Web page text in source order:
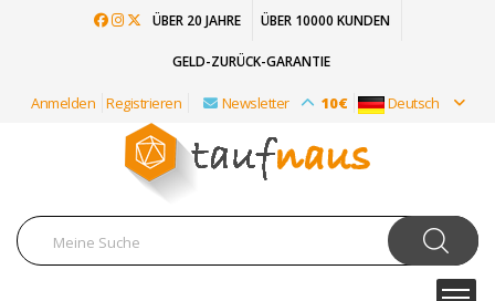
ÜBER 20 JAHRE ÜBER 10000 KUNDEN
GELD-ZURÜCK-GARANTIE
Anmelden Registrieren Newsletter 10€ Deutsch